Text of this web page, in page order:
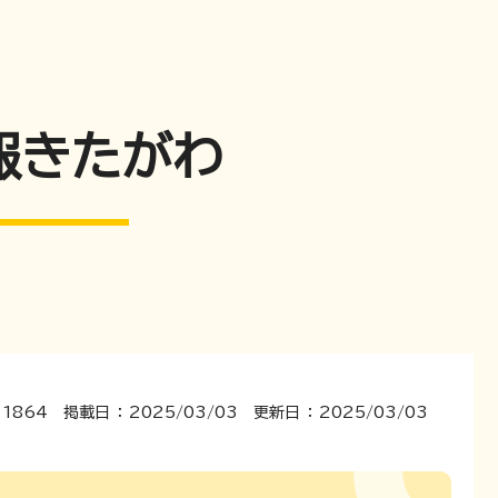
たがわ
：1864 掲載日 ： 2025/03/03 更新日 ： 2025/03/03